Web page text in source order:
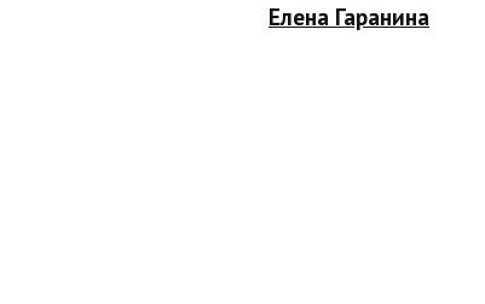
Елена Гаранина